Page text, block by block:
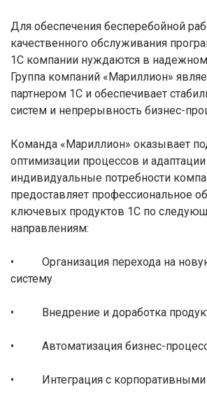
Для обеспечения бесперебойной
качественного обслуживания
1С компании нуждаются в
Группа компаний «Мариллион»
партнером 1С и обеспечивает
систем и непрерывность бизнес-
Команда «Мариллион» оказывает
оптимизации процессов и
индивидуальные потребности
предоставляет профессиональное
ключевых продуктов 1С по
направлениям:
• Организация перехода на
систему
• Внедрение и доработка
• Автоматизация бизнес-
• Интеграция с корпоративными